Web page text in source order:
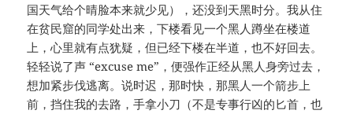
国天气给个晴脸本来就少见），还没到天黑时分。我从住
在贫民窟的同学处出来，下楼看见一个黑人蹲坐在楼道
上，心里就有点犹疑，但已经下楼在半道，也不好回去。
轻轻说了声 “excuse me”，便强作正经从黑人身旁过去，
想加紧步伐逃离。说时迟，那时快，那黑人一个箭步上
前，挡住我的去路，手拿小刀（不是专事行凶的匕首，也